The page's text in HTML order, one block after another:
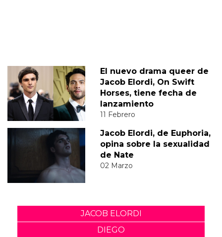
El nuevo drama queer de
Jacob Elordi, On Swift
Horses, tiene fecha de
lanzamiento
11 Febrero
Jacob Elordi, de Euphoria,
opina sobre la sexualidad
de Nate
02 Marzo
JACOB ELORDI
DIEGO